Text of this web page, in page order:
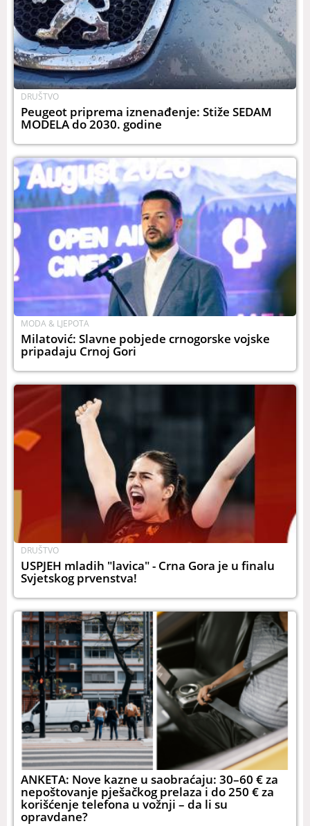
DRUŠTVO
Peugeot priprema iznenađenje: Stiže SEDAM
MODELA do 2030. godine
MODA & LJEPOTA
Milatović: Slavne pobjede crnogorske vojske
pripadaju Crnoj Gori
DRUŠTVO
USPJEH mladih "lavica" - Crna Gora je u finalu
Svjetskog prvenstva!
ANKETA: Nove kazne u saobraćaju: 30–60 € za
nepoštovanje pješačkog prelaza i do 250 € za
korišćenje telefona u vožnji – da li su
opravdane?